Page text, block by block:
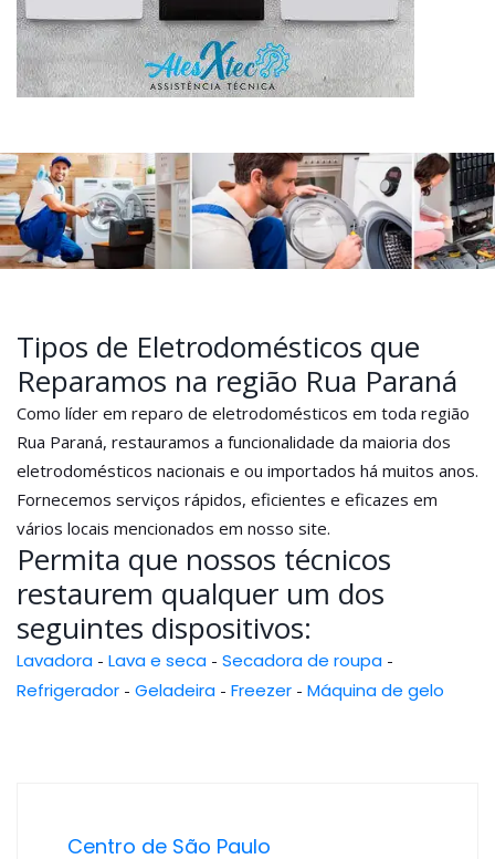
Tipos de Eletrodomésticos que
Reparamos na região Rua Paraná
Como líder em reparo de eletrodomésticos em toda região
Rua Paraná, restauramos a funcionalidade da maioria dos
eletrodomésticos nacionais e ou importados há muitos anos.
Fornecemos serviços rápidos, eficientes e eficazes em
vários locais mencionados em nosso site.
Permita que nossos técnicos
restaurem qualquer um dos
seguintes dispositivos:
Lavadora - Lava e seca - Secadora de roupa -
Refrigerador - Geladeira - Freezer - Máquina de gelo
Centro de São Paulo